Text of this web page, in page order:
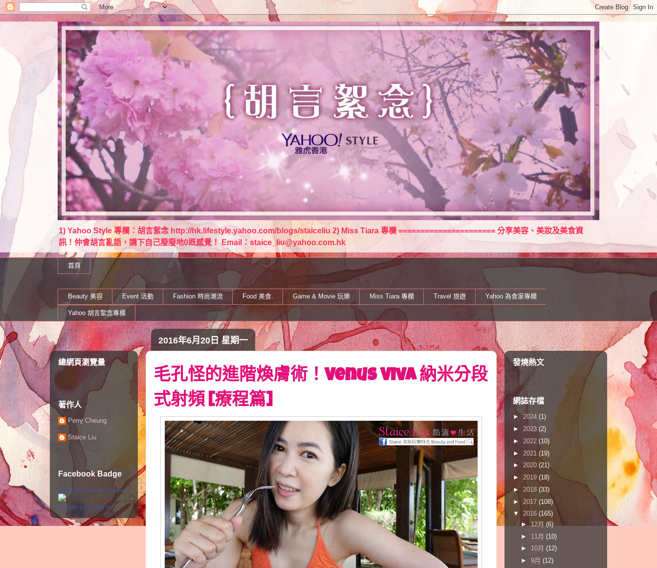
1) Yahoo Style 專欄：胡言絮念 http://hk.lifestyle.yahoo.com/blogs/staiceliu 2) Miss Tiara 專欄 ====================== 分享美容、美妝及美食資
訊！仲會胡言亂語，講下自己廢廢地0既感覺！ Email：staice_liu@yahoo.com.hk
首頁
Beauty 美容 Event 活動 Fashion 時尚潮流 Food 美食. Game & Movie 玩樂 Miss Tiara 專欄 Travel 旅遊 Yahoo 為食家專欄
Yahoo 胡言絮念專欄
2016年6月20日 星期一
毛孔怪的進階煥膚術！Venus Viva 納米分段
式射頻 [療程篇]
總網頁瀏覽量
著作人
Perry Cheung
Staice Liu
Facebook Badge
Staice Liu / Paradise Garden
Promote your Page too
發燒熱文
網誌存檔
►2024 (1)
► 2023 (2)
► 2022 (10)
► 2021 (19)
► 2020 (21)
► 2019 (18)
► 2018 (33)
► 2017 (108)
▼ 2016 (165)
► 12月 (6)
► 11月 (10)
► 10月 (12)
► 9月 (12)